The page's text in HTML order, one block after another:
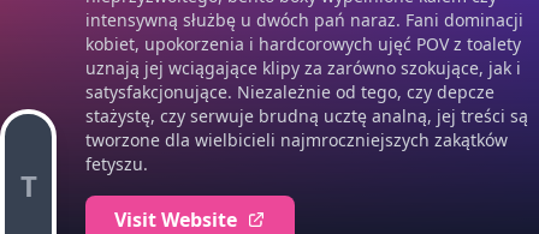
T
intensywną służbę u dwóch pań naraz. Fani dominacji
kobiet, upokorzenia i hardcorowych ujęć POV z toalety
uznają jej wciągające klipy za zarówno szokujące, jak i
satysfakcjonujące. Niezależnie od tego, czy depcze
stażystę, czy serwuje brudną ucztę analną, jej treści są
tworzone dla wielbicieli najmroczniejszych zakątków
fetyszu.
Visit Website